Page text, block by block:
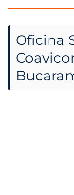
Oficina